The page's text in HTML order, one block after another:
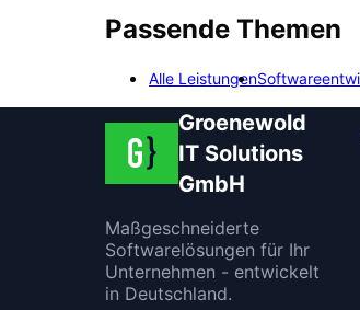
Passende Themen
Alle Leistungen
Groenewold
IT Solutions
GmbH
Maßgeschneiderte
Softwarelösungen für Ihr
Unternehmen - entwickelt
in Deutschland.